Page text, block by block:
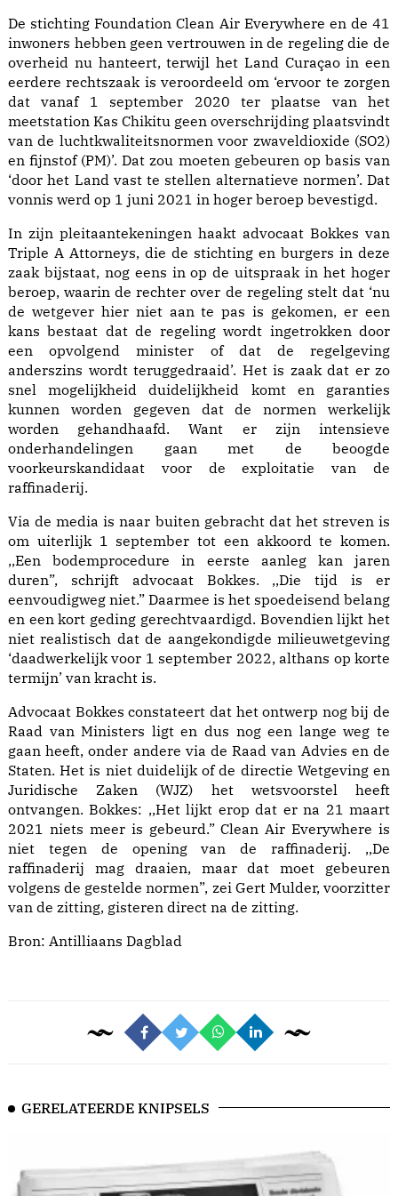
De stichting Foundation Clean Air Everywhere en de 41
inwoners hebben geen vertrouwen in de regeling die de
overheid nu hanteert, terwijl het Land Curaçao in een
eerdere rechtszaak is veroordeeld om ‘ervoor te zorgen
dat vanaf 1 september 2020 ter plaatse van het
meetstation Kas Chikitu geen overschrijding plaatsvindt
van de luchtkwaliteitsnormen voor zwaveldioxide (SO2)
en fijnstof (PM)’. Dat zou moeten gebeuren op basis van
‘door het Land vast te stellen alternatieve normen’. Dat
vonnis werd op 1 juni 2021 in hoger beroep bevestigd.
In zijn pleitaantekeningen haakt advocaat Bokkes van
Triple A Attorneys, die de stichting en burgers in deze
zaak bijstaat, nog eens in op de uitspraak in het hoger
beroep, waarin de rechter over de regeling stelt dat ‘nu
de wetgever hier niet aan te pas is gekomen, er een
kans bestaat dat de regeling wordt ingetrokken door
een opvolgend minister of dat de regelgeving
anderszins wordt teruggedraaid’. Het is zaak dat er zo
snel mogelijkheid duidelijkheid komt en garanties
kunnen worden gegeven dat de normen werkelijk
worden gehandhaafd. Want er zijn intensieve
onderhandelingen gaan met de beoogde
voorkeurskandidaat voor de exploitatie van de
raffinaderij.
Via de media is naar buiten gebracht dat het streven is
om uiterlijk 1 september tot een akkoord te komen.
,,Een bodemprocedure in eerste aanleg kan jaren
duren”, schrijft advocaat Bokkes. ,,Die tijd is er
eenvoudigweg niet.” Daarmee is het spoedeisend belang
en een kort geding gerechtvaardigd. Bovendien lijkt het
niet realistisch dat de aangekondigde milieuwetgeving
‘daadwerkelijk voor 1 september 2022, althans op korte
termijn’ van kracht is.
Advocaat Bokkes constateert dat het ontwerp nog bij de
Raad van Ministers ligt en dus nog een lange weg te
gaan heeft, onder andere via de Raad van Advies en de
Staten. Het is niet duidelijk of de directie Wetgeving en
Juridische Zaken (WJZ) het wetsvoorstel heeft
ontvangen. Bokkes: ,,Het lijkt erop dat er na 21 maart
2021 niets meer is gebeurd.” Clean Air Everywhere is
niet tegen de opening van de raffinaderij. ,,De
raffinaderij mag draaien, maar dat moet gebeuren
volgens de gestelde normen”, zei Gert Mulder, voorzitter
van de zitting, gisteren direct na de zitting.
Bron: Antilliaans Dagblad
GERELATEERDE KNIPSELS